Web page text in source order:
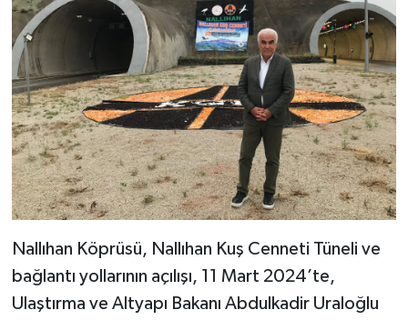
Nallıhan Köprüsü, Nallıhan Kuş Cenneti Tüneli ve
bağlantı yollarının açılışı, 11 Mart 2024’te,
Ulaştırma ve Altyapı Bakanı Abdulkadir Uraloğlu